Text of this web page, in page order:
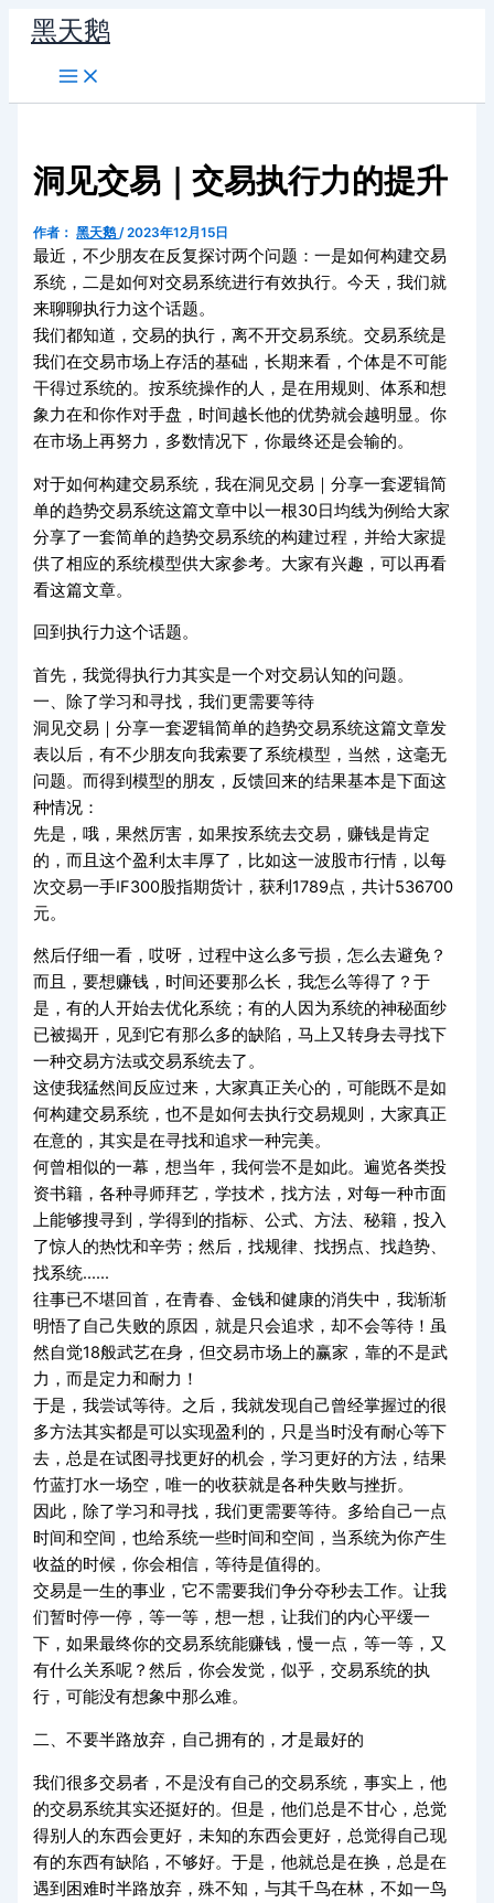
容
黑天鹅
洞见交易｜交易执行力的提升
作者： 黑天鹅/2023年12月15日
最近，不少朋友在反复探讨两个问题：一是如何构建交易
系统，二是如何对交易系统进行有效执行。今天，我们就
来聊聊执行力这个话题。
我们都知道，交易的执行，离不开交易系统。交易系统是
我们在交易市场上存活的基础，长期来看，个体是不可能
干得过系统的。按系统操作的人，是在用规则、体系和想
象力在和你作对手盘，时间越长他的优势就会越明显。你
在市场上再努力，多数情况下，你最终还是会输的。
对于如何构建交易系统，我在洞见交易｜分享一套逻辑简
单的趋势交易系统这篇文章中以一根30日均线为例给大家
分享了一套简单的趋势交易系统的构建过程，并给大家提
供了相应的系统模型供大家参考。大家有兴趣，可以再看
看这篇文章。
回到执行力这个话题。
首先，我觉得执行力其实是一个对交易认知的问题。
一、除了学习和寻找，我们更需要等待
洞见交易｜分享一套逻辑简单的趋势交易系统这篇文章发
表以后，有不少朋友向我索要了系统模型，当然，这毫无
问题。而得到模型的朋友，反馈回来的结果基本是下面这
种情况：
先是，哦，果然厉害，如果按系统去交易，赚钱是肯定
的，而且这个盈利太丰厚了，比如这一波股市行情，以每
次交易一手IF300股指期货计，获利1789点，共计536700
元。
然后仔细一看，哎呀，过程中这么多亏损，怎么去避免？
而且，要想赚钱，时间还要那么长，我怎么等得了？于
是，有的人开始去优化系统；有的人因为系统的神秘面纱
已被揭开，见到它有那么多的缺陷，马上又转身去寻找下
一种交易方法或交易系统去了。
这使我猛然间反应过来，大家真正关心的，可能既不是如
何构建交易系统，也不是如何去执行交易规则，大家真正
在意的，其实是在寻找和追求一种完美。
何曾相似的一幕，想当年，我何尝不是如此。遍览各类投
资书籍，各种寻师拜艺，学技术，找方法，对每一种市面
上能够搜寻到，学得到的指标、公式、方法、秘籍，投入
了惊人的热忱和辛劳；然后，找规律、找拐点、找趋势、
找系统......
往事已不堪回首，在青春、金钱和健康的消失中，我渐渐
明悟了自己失败的原因，就是只会追求，却不会等待！虽
然自觉18般武艺在身，但交易市场上的赢家，靠的不是武
力，而是定力和耐力！
于是，我尝试等待。之后，我就发现自己曾经掌握过的很
多方法其实都是可以实现盈利的，只是当时没有耐心等下
去，总是在试图寻找更好的机会，学习更好的方法，结果
竹蓝打水一场空，唯一的收获就是各种失败与挫折。
因此，除了学习和寻找，我们更需要等待。多给自己一点
时间和空间，也给系统一些时间和空间，当系统为你产生
收益的时候，你会相信，等待是值得的。
交易是一生的事业，它不需要我们争分夺秒去工作。让我
们暂时停一停，等一等，想一想，让我们的内心平缓一
下，如果最终你的交易系统能赚钱，慢一点，等一等，又
有什么关系呢？然后，你会发觉，似乎，交易系统的执
行，可能没有想象中那么难。
二、不要半路放弃，自己拥有的，才是最好的
我们很多交易者，不是没有自己的交易系统，事实上，他
的交易系统其实还挺好的。但是，他们总是不甘心，总觉
得别人的东西会更好，未知的东西会更好，总觉得自己现
有的东西有缺陷，不够好。于是，他就总是在换，总是在
遇到困难时半路放弃，殊不知，与其千鸟在林，不如一鸟